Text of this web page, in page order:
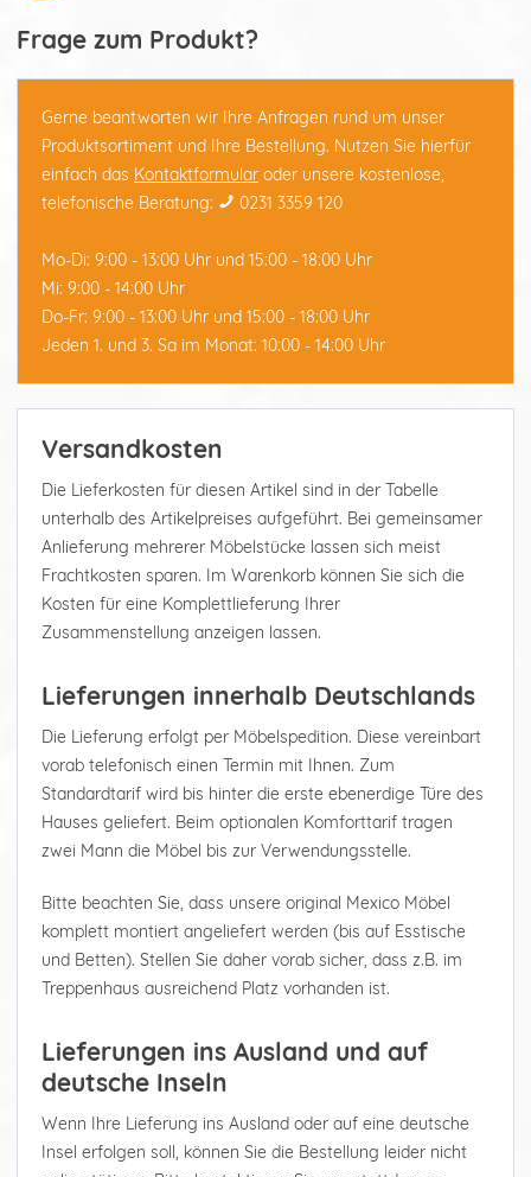
Frage zum Produkt?
Gerne beantworten wir Ihre Anfragen rund um unser
Produktsortiment und Ihre Bestellung. Nutzen Sie hierfür
einfach das Kontaktformular oder unsere kostenlose,
telefonische Beratung:
0231 3359 120
Mo-Di: 9:00 - 13:00 Uhr und 15:00 - 18:00 Uhr
Mi: 9:00 - 14:00 Uhr
Do-Fr: 9:00 - 13:00 Uhr und 15:00 - 18:00 Uhr
Jeden 1. und 3. Sa im Monat: 10:00 - 14:00 Uhr
Versandkosten
Die Lieferkosten für diesen Artikel sind in der Tabelle
unterhalb des Artikelpreises aufgeführt. Bei gemeinsamer
Anlieferung mehrerer Möbelstücke lassen sich meist
Frachtkosten sparen. Im Warenkorb können Sie sich die
Kosten für eine Komplettlieferung Ihrer
Zusammenstellung anzeigen lassen.
Lieferungen innerhalb Deutschlands
Die Lieferung erfolgt per Möbelspedition. Diese vereinbart
vorab telefonisch einen Termin mit Ihnen. Zum
Standardtarif wird bis hinter die erste ebenerdige Türe des
Hauses geliefert. Beim optionalen Komforttarif tragen
zwei Mann die Möbel bis zur Verwendungsstelle.
Bitte beachten Sie, dass unsere original Mexico Möbel
komplett montiert angeliefert werden (bis auf Esstische
und Betten). Stellen Sie daher vorab sicher, dass z.B. im
Treppenhaus ausreichend Platz vorhanden ist.
Lieferungen ins Ausland und auf
deutsche Inseln
Wenn Ihre Lieferung ins Ausland oder auf eine deutsche
Insel erfolgen soll, können Sie die Bestellung leider nicht